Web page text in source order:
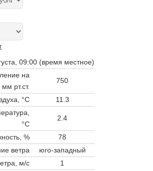
09:00 (время местное)
на
мм рт.ст.
750
°C
11.3
°C
2.4
%
78
ветра
юго-западный
м/с
1